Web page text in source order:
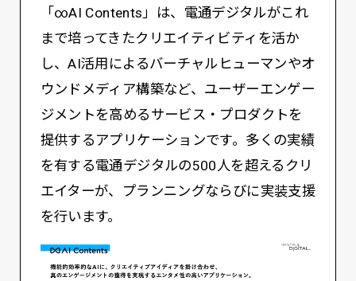
「∞AI Contents」は、電通デジタルがこれ
まで培ってきたクリエイティビティを活か
し、AI活用によるバーチャルヒューマンやオ
ウンドメディア構築など、ユーザーエンゲー
ジメントを高めるサービス・プロダクトを
提供するアプリケーションです。多くの実績
を有する電通デジタルの500人を超えるクリ
エイターが、プランニングならびに実装支援
を行います。